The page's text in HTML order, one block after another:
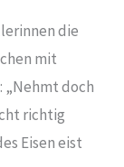
die
mit
doch
richtig
Eisen eist